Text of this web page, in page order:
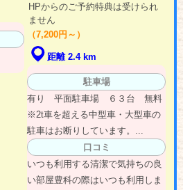
HPからのご予約特典は受けられ
ません
（7,200円～）
距離 2.4 km
駐車場
有り 平面駐車場 ６３台 無料
※2t車を超える中型車・大型車の
駐車はお断りしています。...
口コミ
いつも利用する清潔で気持ちの良
い部屋豊科の際はいつも利用しま